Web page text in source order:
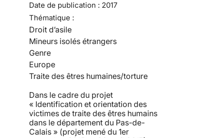
Date de publication : 2017
Thématique :
Droit d’asile
Mineurs isolés étrangers
Genre
Europe
Traite des êtres humaines/torture
Dans le cadre du projet
« Identification et orientation des
victimes de traite des êtres humains
dans le département du Pas-de-
Calais » (projet mené du 1er